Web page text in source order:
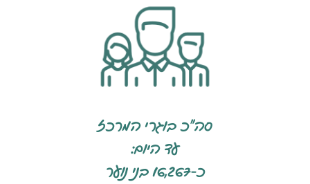
סה"כ בוגרי המרכז
עד היום:
כ-16,267 בני נוער